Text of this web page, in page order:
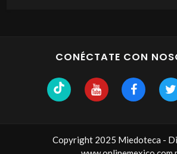
CONÉCTATE CON
Copyright 2025 Miedoteca -